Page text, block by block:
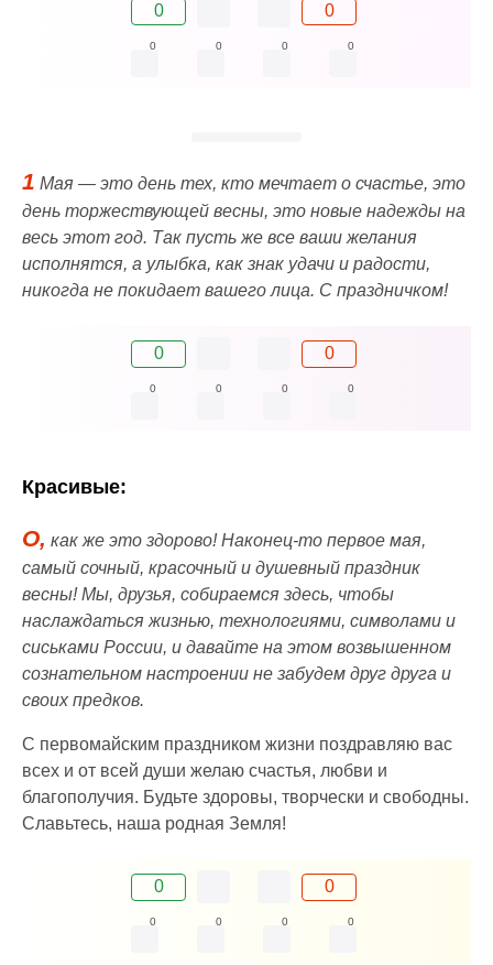
0 0
0 0 0 0
1 Мая — это день тех, кто мечтает о счастье, это
день торжествующей весны, это новые надежды на
весь этот год. Так пусть же все ваши желания
исполнятся, а улыбка, как знак удачи и радости,
никогда не покидает вашего лица. С праздничком!
0 0
0 0 0 0
Красивые:
О, как же это здорово! Наконец-то первое мая,
самый сочный, красочный и душевный праздник
весны! Мы, друзья, собираемся здесь, чтобы
наслаждаться жизнью, технологиями, символами и
сиськами России, и давайте на этом возвышенном
сознательном настроении не забудем друг друга и
своих предков.
С первомайским праздником жизни поздравляю вас
всех и от всей души желаю счастья, любви и
благополучия. Будьте здоровы, творчески и свободны.
Славьтесь, наша родная Земля!
0 0
0 0 0 0